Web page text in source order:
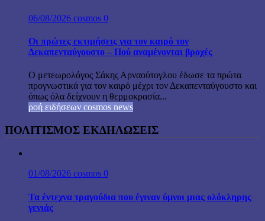
06/08/2026 cosmos 0
Οι πρώτες εκτιμήσεις για τον καιρό τον
Δεκαπενταύγουστο – Πού αναμένονται βροχές
Ο μετεωρολόγος Σάκης Αρναούτογλου έδωσε τα πρώτα
προγνωστικά για τον καιρό μέχρι τον Δεκαπενταύγουστο και
όπως όλα δείχνουν η θερμοκρασία...
ροή ειδήσεων cosmos news
ΠΟΛΙΤΙΣΜΟΣ ΕΚΔΗΛΩΣΕΙΣ
01/08/2026 cosmos 0
Τα έντεχνα τραγούδια που έγιναν ύμνοι μιας ολόκληρης
γενιάς